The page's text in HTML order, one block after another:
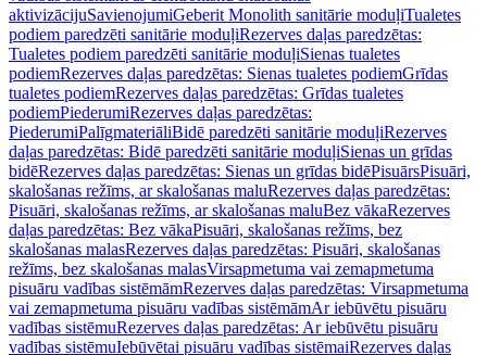
aktivizācijuSavienojumiGeberit Monolith sanitārie moduļiTualetes
podiem paredzēti sanitārie moduļiRezerves daļas paredzētas:
Tualetes podiem paredzēti sanitārie moduļiSienas tualetes
podiemRezerves daļas paredzētas: Sienas tualetes podiemGrīdas
tualetes podiemRezerves daļas paredzētas: Grīdas tualetes
podiemPiederumiRezerves daļas paredzētas:
PiederumiPalīgmateriāliBidē paredzēti sanitārie moduļiRezerves
daļas paredzētas: Bidē paredzēti sanitārie moduļiSienas un grīdas
bidēRezerves daļas paredzētas: Sienas un grīdas bidēPisuārsPisuāri,
skalošanas režīms, ar skalošanas maluRezerves daļas paredzētas:
Pisuāri, skalošanas režīms, ar skalošanas maluBez vākaRezerves
daļas paredzētas: Bez vākaPisuāri, skalošanas režīms, bez
skalošanas malasRezerves daļas paredzētas: Pisuāri, skalošanas
režīms, bez skalošanas malasVirsapmetuma vai zemapmetuma
pisuāru vadības sistēmāmRezerves daļas paredzētas: Virsapmetuma
vai zemapmetuma pisuāru vadības sistēmāmAr iebūvētu pisuāru
vadības sistēmuRezerves daļas paredzētas: Ar iebūvētu pisuāru
vadības sistēmuIebūvētai pisuāru vadības sistēmaiRezerves daļas